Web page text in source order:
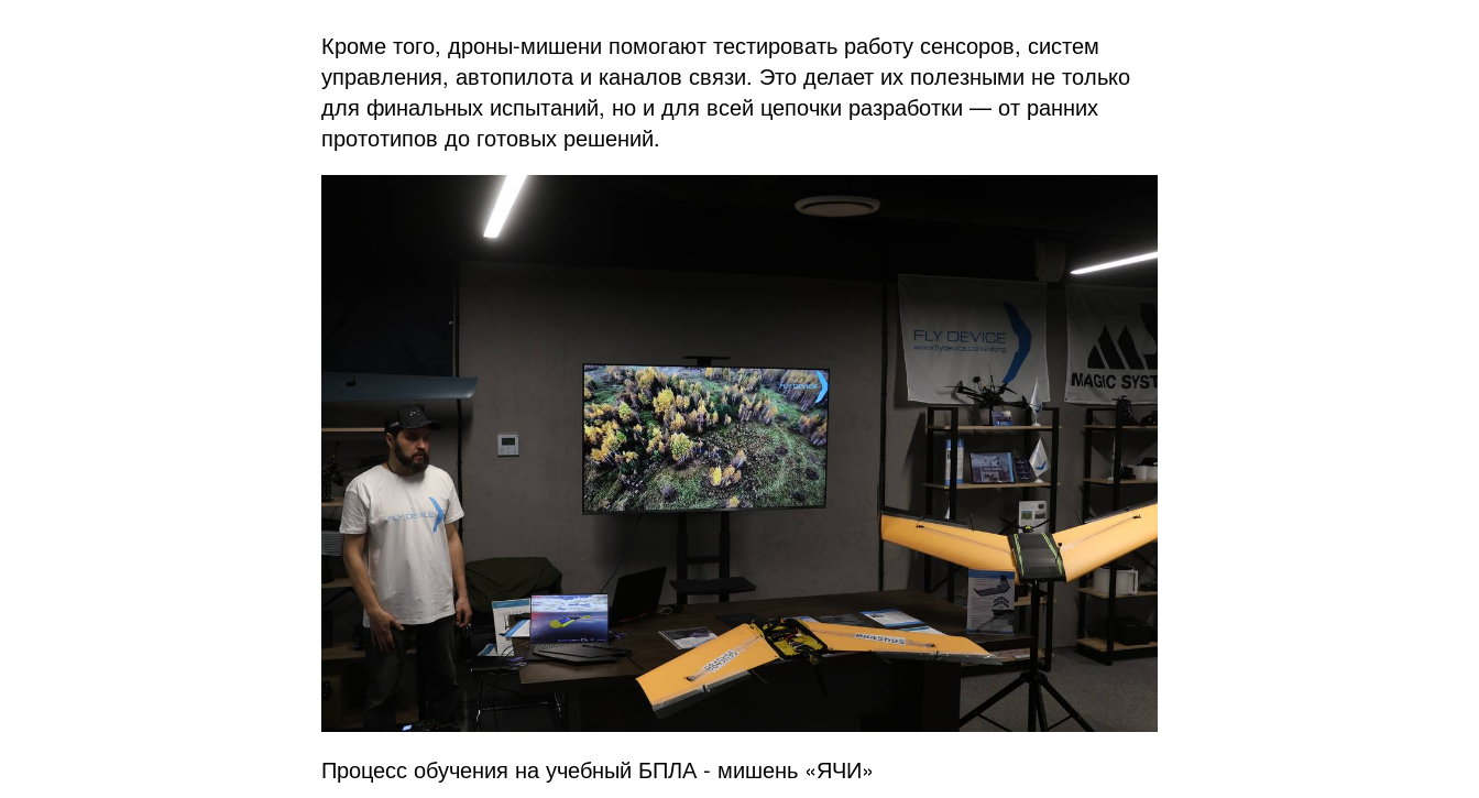
Кроме того, дроны-мишени помогают тестировать работу сенсоров, систем
управления, автопилота и каналов связи. Это делает их полезными не только
для финальных испытаний, но и для всей цепочки разработки — от ранних
прототипов до готовых решений.
Процесс обучения на учебный БПЛА - мишень «ЯЧИ»